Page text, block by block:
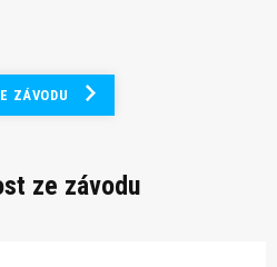
ZÁVODU
ze závodu